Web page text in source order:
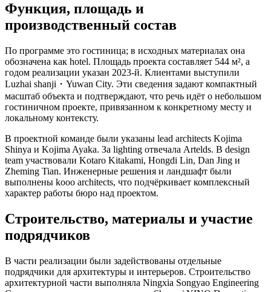
Функция, площадь и
производственный состав
По программе это гостиница; в исходных материалах она
обозначена как hotel. Площадь проекта составляет 544 м², а
годом реализации указан 2023-й. Клиентами выступили
Luzhai shanji・Yuwan City. Эти сведения задают компактный
масштаб объекта и подтверждают, что речь идёт о небольшом
гостиничном проекте, привязанном к конкретному месту и
локальному контексту.
В проектной команде были указаны lead architects Kojima
Shinya и Kojima Ayaka. За lighting отвечала Artelds. В design
team участвовали Kotaro Kitakami, Hongdi Lin, Dan Jing и
Zheming Tian. Инженерные решения и ландшафт были
выполнены kooo architects, что подчёркивает комплексный
характер работы бюро над проектом.
Строительство, материалы и участие
подрядчиков
В части реализации были задействованы отдельные
подрядчики для архитектуры и интерьеров. Строительство
архитектурной части выполняла Ningxia Songyao Engineering